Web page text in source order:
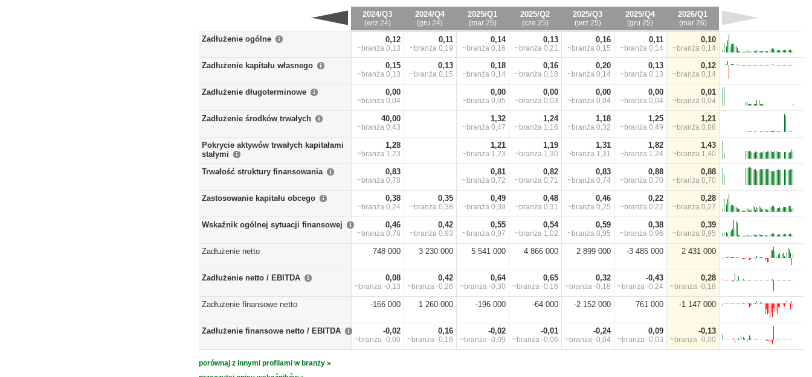
2024/Q3
(wrz 24)
2024/Q4
(gru 24)
2025/Q1
(mar 25)
2025/Q2
(cze 25)
2025/Q3
(wrz 25)
2025/Q4
(gru 25)
2026/Q1
(mar 26)
Zadłużenie ogólne 0,12
~branża 0,13
0,11
~branża 0,19
0,14
~branża 0,16
0,13
~branża 0,21
0,16
~branża 0,15
0,11
~branża 0,14
0,10
~branża 0,14
Zadłużenie kapitału własnego 0,15
~branża 0,13
0,13
~branża 0,15
0,18
~branża 0,14
0,16
~branża 0,18
0,20
~branża 0,14
0,13
~branża 0,13
0,12
~branża 0,14
Zadłużenie długoterminowe 0,00
~branża 0,04
0,00
~branża 0,05
0,00
~branża 0,03
0,00
~branża 0,04
0,00
~branża 0,04
0,01
~branża 0,04
Zadłużenie środków trwałych 40,00
~branża 0,43
1,32
~branża 0,47
1,24
~branża 1,16
1,18
~branża 0,32
1,25
~branża 0,49
1,21
~branża 0,88
Pokrycie aktywów trwałych kapitałami
stałymi
1,28
~branża 1,23
1,21
~branża 1,23
1,19
~branża 1,30
1,31
~branża 1,31
1,82
~branża 1,24
1,43
~branża 1,40
Trwałość struktury finansowania 0,83
~branża 0,78
0,81
~branża 0,72
0,82
~branża 0,71
0,83
~branża 0,74
0,88
~branża 0,70
0,88
~branża 0,70
Zastosowanie kapitału obcego 0,38
~branża 0,24
0,35
~branża 0,38
0,49
~branża 0,39
0,48
~branża 0,31
0,46
~branża 0,25
0,22
~branża 0,22
0,28
~branża 0,27
Wskaźnik ogólnej sytuacji finansowej 0,46
~branża 0,78
0,42
~branża 0,93
0,55
~branża 0,97
0,54
~branża 1,02
0,59
~branża 0,95
0,38
~branża 0,96
0,39
~branża 0,95
Zadłużenie netto 748 000 3 230 000 5 541 000 4 866 000 2 899 000 -3 485 000 2 431 000
Zadłużenie netto / EBITDA 0,08
~branża -0,13
0,42
~branża -0,26
0,64
~branża -0,30
0,65
~branża -0,16
0,32
~branża -0,18
-0,43
~branża -0,24
0,28
~branża -0,18
Zadłużenie finansowe netto -166 000 1 260 000 -196 000 -64 000 -2 152 000 761 000 -1 147 000
Zadłużenie finansowe netto / EBITDA -0,02
~branża -0,00
0,16
~branża -0,16
-0,02
~branża -0,09
-0,01
~branża -0,06
-0,24
~branża -0,04
0,09
~branża -0,03
-0,13
~branża -0,00
porównaj z innymi profilami w branży »